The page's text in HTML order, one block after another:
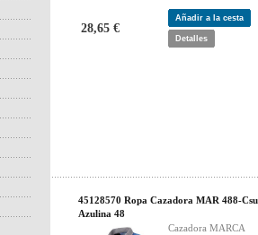
28,65 €
Añadir a la cesta
Detalles
45128570 Ropa Cazadora MAR 488-
Azulina 48
Cazadora MARCA